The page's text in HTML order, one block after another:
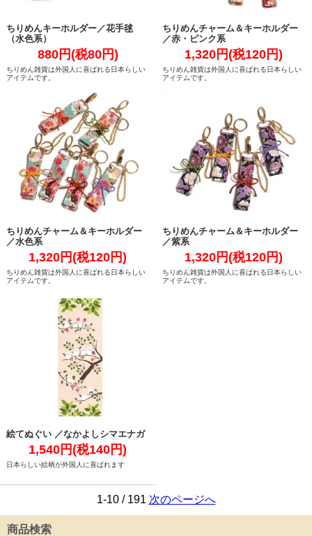
ちりめんキーホルダー／花手毬
（水色系）
880円(税80円)
ちりめん雑貨は外国人に喜ばれる日本らしい
アイテムです。
ちりめんチャーム＆キーホルダー
／赤・ピンク系
1,320円(税120円)
ちりめん雑貨は外国人に喜ばれる日本らしい
アイテムです。
ちりめんチャーム＆キーホルダー
／水色系
1,320円(税120円)
ちりめん雑貨は外国人に喜ばれる日本らしい
アイテムです。
ちりめんチャーム＆キーホルダー
／紫系
1,320円(税120円)
ちりめん雑貨は外国人に喜ばれる日本らしい
アイテムです。
絵てぬぐい ／なかよしシマエナガ
1,540円(税140円)
日本らしい絵柄が外国人に喜ばれます
1-10 / 191 次のページへ
商品検索